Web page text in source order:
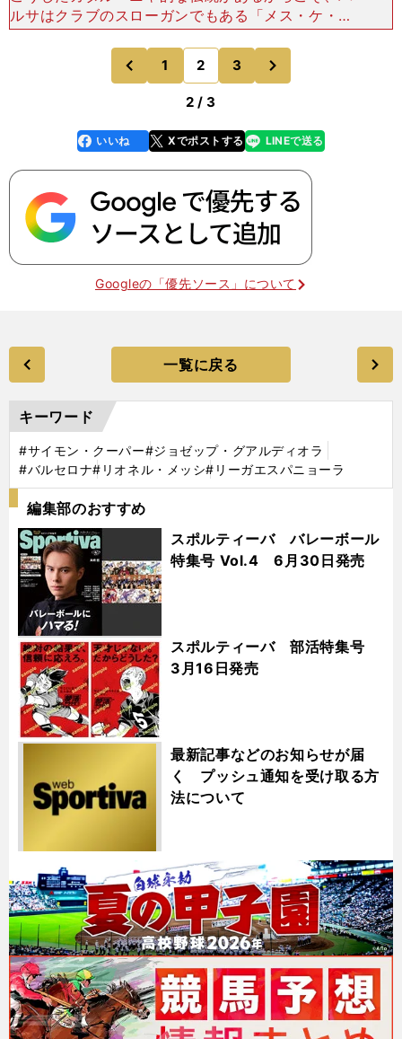
ルサはクラブのスローガンでもある「メス・ケ・ウ
ン・クルブ（フットボールクラブ以上の存在）」で
いられる。 バルサがカタルーニャ主義の非常に影
響力のある象徴に
前
のページへ
1 2 3
2 / 3
faceboo
k
いいね Xでポストする
line LINEで送る
Googleの「優先ソース」について
一覧に戻る
キーワード
#サイモン・クーパー#ジョゼップ・グアルディオラ
#バルセロナ#リオネル・メッシ#リーガエスパニョーラ
編集部のおすすめ
スポルティーバ バレーボール
特集号 Vol.4 6月30日発売
スポルティーバ 部活特集号
3月16日発売
最新記事などのお知らせが届
く プッシュ通知を受け取る方
法について